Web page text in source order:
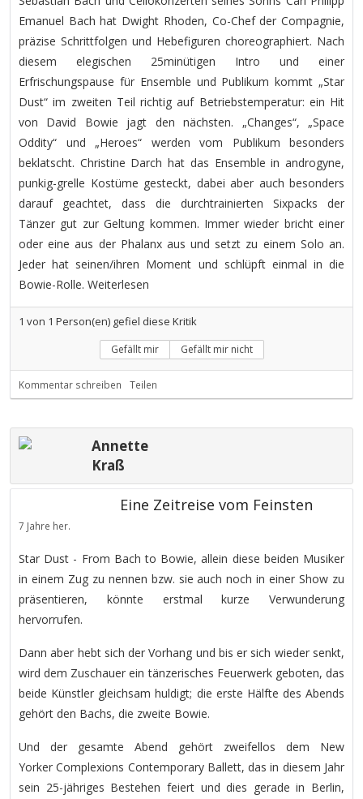
Emanuel Bach hat Dwight Rhoden, Co-Chef der Compagnie,
präzise Schrittfolgen und Hebefiguren choreographiert. Nach
diesem elegischen 25minütigen Intro und einer
Erfrischungspause für Ensemble und Publikum kommt „Star
Dust“ im zweiten Teil richtig auf Betriebstemperatur: ein Hit
von David Bowie jagt den nächsten. „Changes“, „Space
Oddity“ und „Heroes“ werden vom Publikum besonders
beklatscht. Christine Darch hat das Ensemble in androgyne,
punkig-grelle Kostüme gesteckt, dabei aber auch besonders
darauf geachtet, dass die durchtrainierten Sixpacks der
Tänzer gut zur Geltung kommen. Immer wieder bricht einer
oder eine aus der Phalanx aus und setzt zu einem Solo an.
Jeder hat seinen/ihren Moment und schlüpft einmal in die
Bowie-Rolle. Weiterlesen
1 von 1 Person(en) gefiel diese Kritik
Gefällt mir Gefällt mir nicht
Kommentar schreiben Teilen
Annette
Kraß
Eine Zeitreise vom Feinsten
7 Jahre her.
Star Dust - From Bach to Bowie, allein diese beiden Musiker
in einem Zug zu nennen bzw. sie auch noch in einer Show zu
präsentieren, könnte erstmal kurze Verwunderung
hervorrufen.
Dann aber hebt sich der Vorhang und bis er sich wieder senkt,
wird dem Zuschauer ein tänzerisches Feuerwerk geboten, das
beide Künstler gleichsam huldigt; die erste Hälfte des Abends
gehört den Bachs, die zweite Bowie.
Und der gesamte Abend gehört zweifellos dem New
Yorker Complexions Contemporary Ballett, das in diesem Jahr
sein 25-jähriges Bestehen feiert und dies gerade in Berlin,